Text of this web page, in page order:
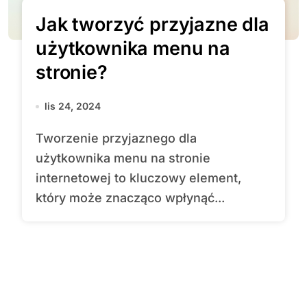
Jak tworzyć przyjazne dla
użytkownika menu na
stronie?
lis 24, 2024
Tworzenie przyjaznego dla
użytkownika menu na stronie
internetowej to kluczowy element,
który może znacząco wpłynąć...